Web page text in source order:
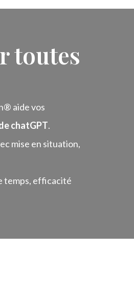
toutes
aide vos
chatGPT.
mise en situation,
temps, efficacité